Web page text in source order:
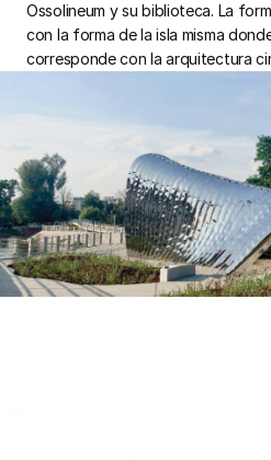
Ossolineum y su biblioteca. La
con la forma de la isla misma
corresponde con la arquitectura